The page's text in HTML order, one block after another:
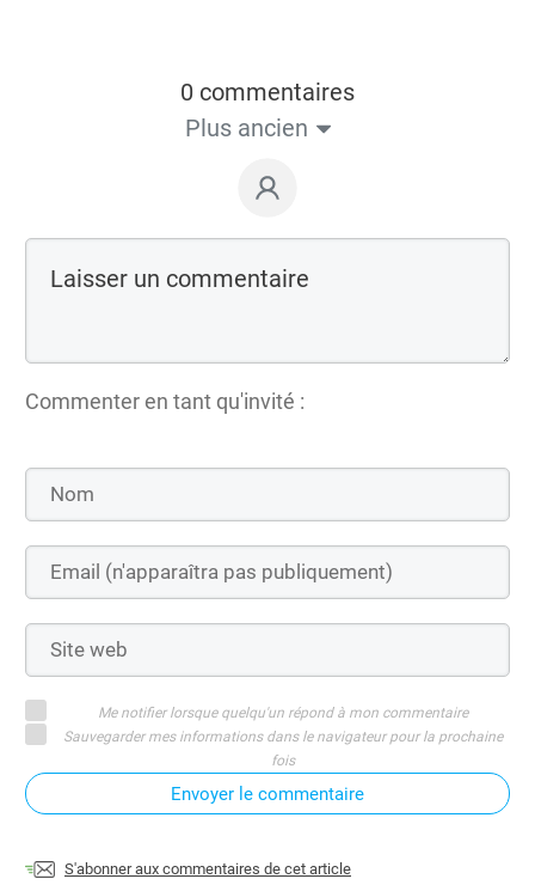
0 commentaires
Plus ancien
Commenter en tant qu'invité :
Me notifier lorsque quelqu'un répond à mon commentaire
Sauvegarder mes informations dans le navigateur pour la prochaine
fois
Envoyer le commentaire
S'abonner aux commentaires de cet article